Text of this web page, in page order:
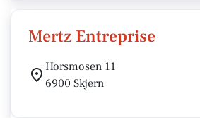
Mertz Entreprise
Horsmosen 11
6900 Skjern